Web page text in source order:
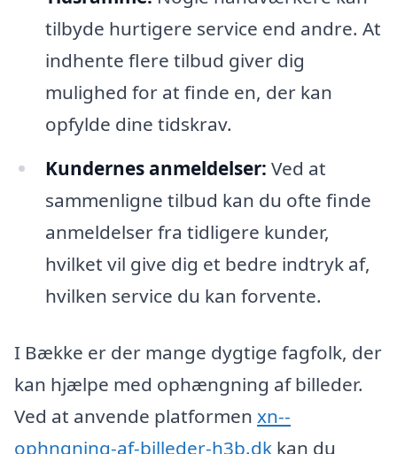
tilbyde hurtigere service end andre. At
indhente flere tilbud giver dig
mulighed for at finde en, der kan
opfylde dine tidskrav.
Kundernes anmeldelser: Ved at
sammenligne tilbud kan du ofte finde
anmeldelser fra tidligere kunder,
hvilket vil give dig et bedre indtryk af,
hvilken service du kan forvente.
I Bække er der mange dygtige fagfolk, der
kan hjælpe med ophængning af billeder.
Ved at anvende platformen xn--
ophngning-af-billeder-h3b.dk kan du